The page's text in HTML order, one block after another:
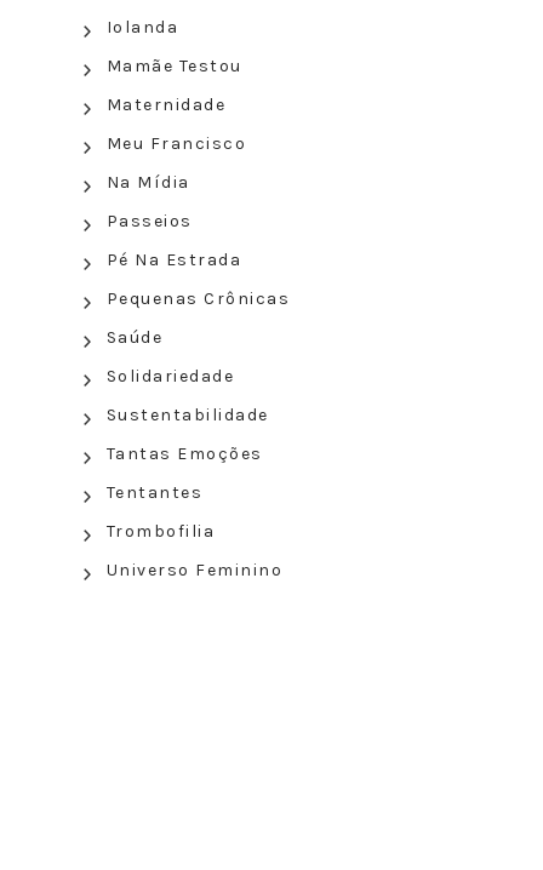
Iolanda
Mamãe Testou
Maternidade
Meu Francisco
Na Mídia
Passeios
Pé Na Estrada
Pequenas Crônicas
Saúde
Solidariedade
Sustentabilidade
Tantas Emoções
Tentantes
Trombofilia
Universo Feminino